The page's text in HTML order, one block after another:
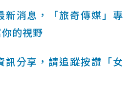
新消息，「旅奇傳媒」專
的視野
訊分享，請追蹤按讚「女